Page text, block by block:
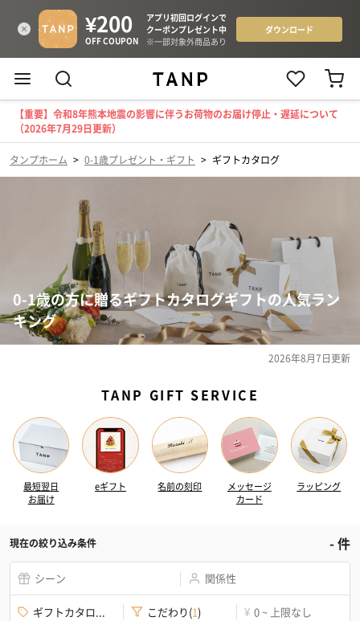
【重要】令和8年熊本地震の影響に伴うお荷物のお届け停止・遅延について
（2026年7月29日更新）
タンプホーム > 0-1歳プレゼント・ギフト > ギフトカタログ
0-1歳の方に贈るギフトカタログギフトの人気ラン
キング
2026年8月7日更新
TANP GIFT SERVICE
最短翌日
お届け
eギフト 名前の刻印
メッセージ
カード
ラッピング
現在の絞り込み条件 -件
シーン 関係性
ギフトカタロ... こだわり(1) ¥ 0 ~ 上限なし